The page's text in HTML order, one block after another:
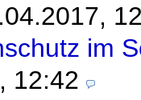
im
12:42